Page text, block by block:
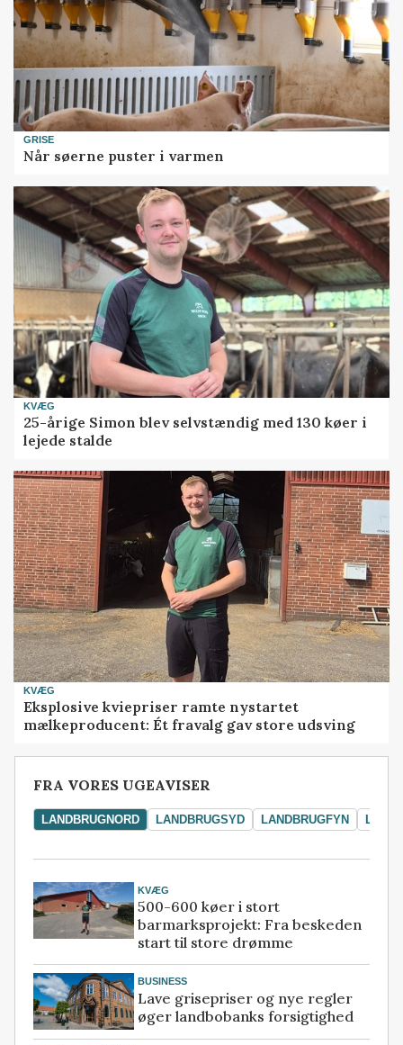
GRISE
Når søerne puster i varmen
KVÆG
25-årige Simon blev selvstændig med 130 køer i
lejede stalde
KVÆG
Eksplosive kviepriser ramte nystartet
mælkeproducent: Ét fravalg gav store udsving
FRA VORES UGEAVISER
LANDBRUGNORD LANDBRUGSYD LANDBRUGFYN
KVÆG
500-600 køer i stort
barmarksprojekt: Fra beskeden
start til store drømme
BUSINESS
Lave grisepriser og nye regler
øger landbobanks forsigtighed